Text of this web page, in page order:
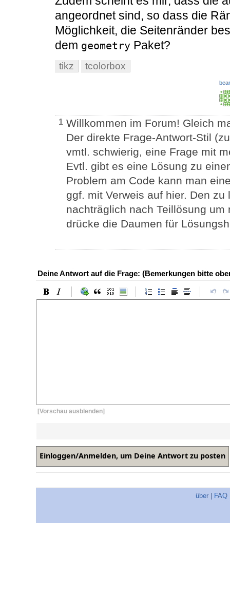
angeordnet sind, so dass die
Möglichkeit, die Seitenränder
dem geometry Paket?
tikz tcolorbox
1 Willkommen im Forum! Gleich
Der direkte Frage-Antwort-Stil
vmtl. schwierig, eine Frage mit
Evtl. gibt es eine Lösung zu
Problem am Code kann man
ggf. mit Verweis auf hier. Den
nachträglich nach Teillösung
drücke die Daumen für
Deine Antwort auf die Frage: (Bemerkungen bitte
[Vorschau ausblenden]
über FAQ